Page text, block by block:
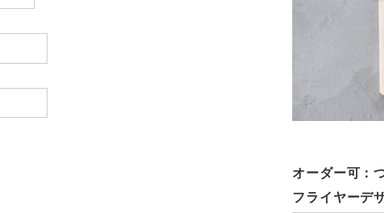
オーダー可：
フライヤーデ